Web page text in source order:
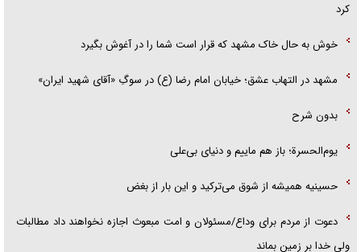
کرد
خوش به حال خاک مشهد که قرار است شما را در آغوش بگیرد
مشهد در التهاب عشق؛ خیابان امام رضا (ع) در سوگِ «آقای شهید ایران»
بدون شرح
یوم‌الحسرة؛ باز هم ماییم و دنیای بی‌علی
حسینیه همیشه از شوق می‌ترکید و این بار از بغض
دعوت از مردم برای وداع/مسئولان و امت مبعوث اجازه نخواهند داد مطالبات
ولی خدا بر زمین بماند